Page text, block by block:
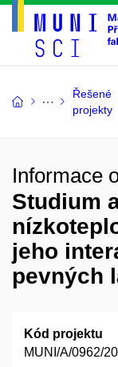
Řešené
projekty
Informace
Studium
jeho
pevných
Kód projektu
MUNI/A/0962/